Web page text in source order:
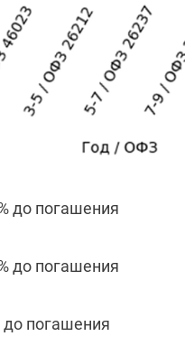
до погашения
до погашения
до погашения